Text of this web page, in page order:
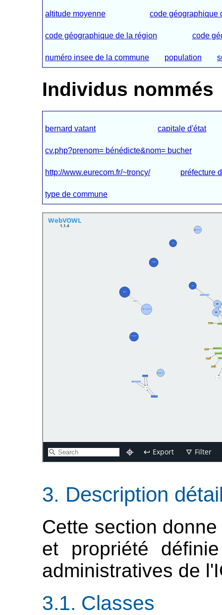
altitude moyenne code géographique
code géographique de la région code
numéro insee de la commune population
Individus nommés
bernard vatant capitale d'état
cv.php?prenom= bénédicte&nom= bucher
http://www.eurecom.fr/~troncy/ préfecture
type de commune
Description
Cette section
et propriété
administratives de
Classes